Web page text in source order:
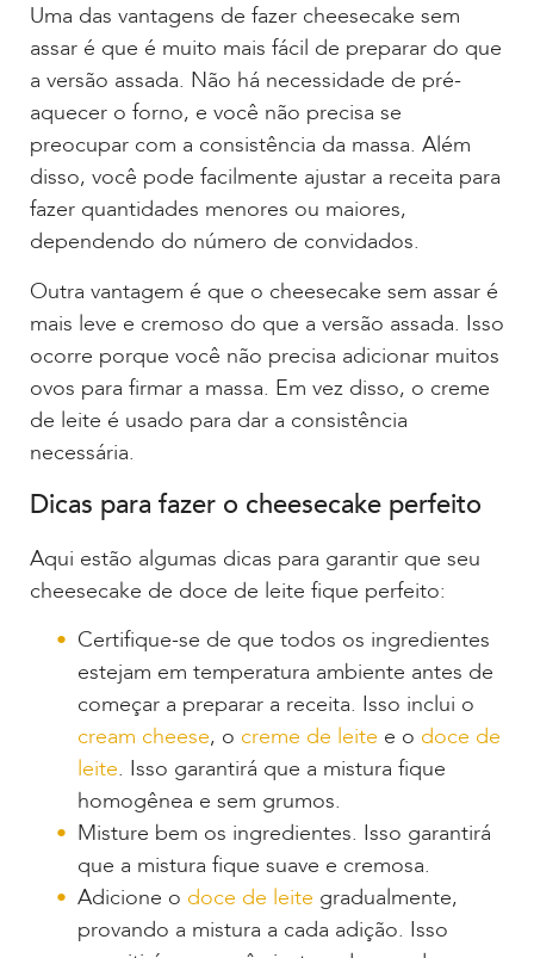
Uma das vantagens de fazer cheesecake sem
assar é que é muito mais fácil de preparar do que
a versão assada. Não há necessidade de pré-
aquecer o forno, e você não precisa se
preocupar com a consistência da massa. Além
disso, você pode facilmente ajustar a receita para
fazer quantidades menores ou maiores,
dependendo do número de convidados.
Outra vantagem é que o cheesecake sem assar é
mais leve e cremoso do que a versão assada. Isso
ocorre porque você não precisa adicionar muitos
ovos para firmar a massa. Em vez disso, o creme
de leite é usado para dar a consistência
necessária.
Dicas para fazer o cheesecake perfeito
Aqui estão algumas dicas para garantir que seu
cheesecake de doce de leite fique perfeito:
Certifique-se de que todos os ingredientes
estejam em temperatura ambiente antes de
começar a preparar a receita. Isso inclui o
cream cheese, o creme de leite e o doce de
leite. Isso garantirá que a mistura fique
homogênea e sem grumos.
Misture bem os ingredientes. Isso garantirá
que a mistura fique suave e cremosa.
Adicione o doce de leite gradualmente,
provando a mistura a cada adição. Isso